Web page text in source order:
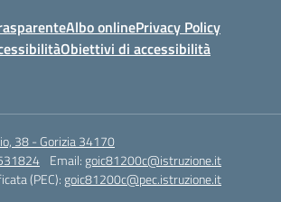
Albo onlinePrivacy Policy
Obiettivi di accessibilità
38 - Gorizia 34170
Email: goic81200c@istruzione.it
(PEC): goic81200c@pec.istruzione.it